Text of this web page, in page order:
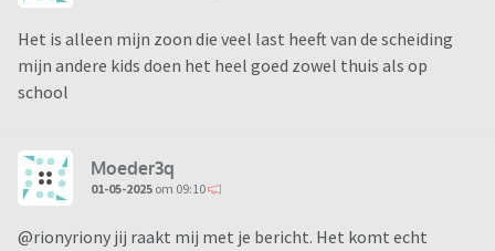
Het is alleen mijn zoon die veel last heeft van de scheiding
mijn andere kids doen het heel goed zowel thuis als op
school
Moeder3q
01-05-2025 om 09:10
@rionyriony jij raakt mij met je bericht. Het komt echt